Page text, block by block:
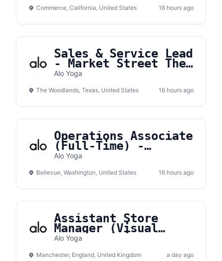
Commerce, California, United States 16 hours ago
Sales & Service Lead
- Market Street The
Woodlands
Alo Yoga
The Woodlands, Texas, United States 16 hours ago
Operations Associate
(Full-Time) -
Bellevue Square
Alo Yoga
Bellevue, Washington, United States 16 hours ago
Assistant Store
Manager (Visual
Merchandising) -
Alo Yoga
Manchester, England, United Kingdom a day ago